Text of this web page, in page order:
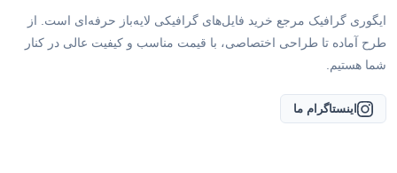
ایگوری گرافیک مرجع خرید فایل‌های گرافیکی لایه‌باز حرفه‌ای است. از
طرح آماده تا طراحی اختصاصی، با قیمت مناسب و کیفیت عالی در کنار
شما هستیم.
اینستاگرام ما